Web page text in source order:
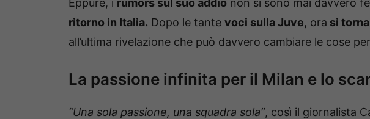
Eppure, i rumors sul suo addio non si sono mai davvero
ritorno in Italia. Dopo le tante voci sulla Juve, ora si
all’ultima rivelazione che può davvero cambiare le cose per
La passione infinita per il Milan e lo
“Una sola passione, una squadra sola”, così il giornalista